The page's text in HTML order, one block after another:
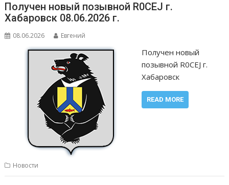
Получен новый позывной R0CEJ г.
Хабаровск 08.06.2026 г.
08.06.2026 Евгений
Получен новый
позывной R0CEJ г.
Хабаровск
READ MORE
Новости